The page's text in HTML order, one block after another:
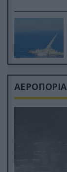
ΑΕΡΟΠΟΡΙΑ